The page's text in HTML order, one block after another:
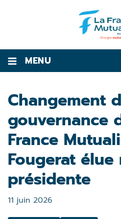
MENU
Changement
gouvernance
France
Fougerat
présidente
11 juin 2026